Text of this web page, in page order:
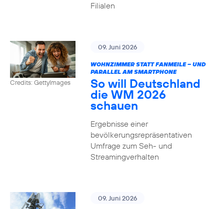
Filialen
Credits: GettyImages
09. Juni 2026
WOHNZIMMER STATT FANMEILE – UND
PARALLEL AM SMARTPHONE
So will Deutschland
die WM 2026
schauen
Ergebnisse einer
bevölkerungsrepräsentativen
Umfrage zum Seh- und
Streamingverhalten
09. Juni 2026